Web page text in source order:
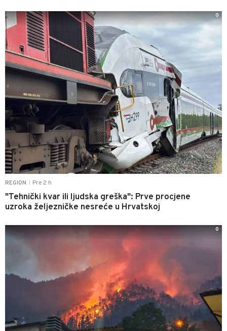
REGION Pre 2 h
"Tehnički kvar ili ljudska greška": Prve procjene
uzroka željezničke nesreće u Hrvatskoj
0
0